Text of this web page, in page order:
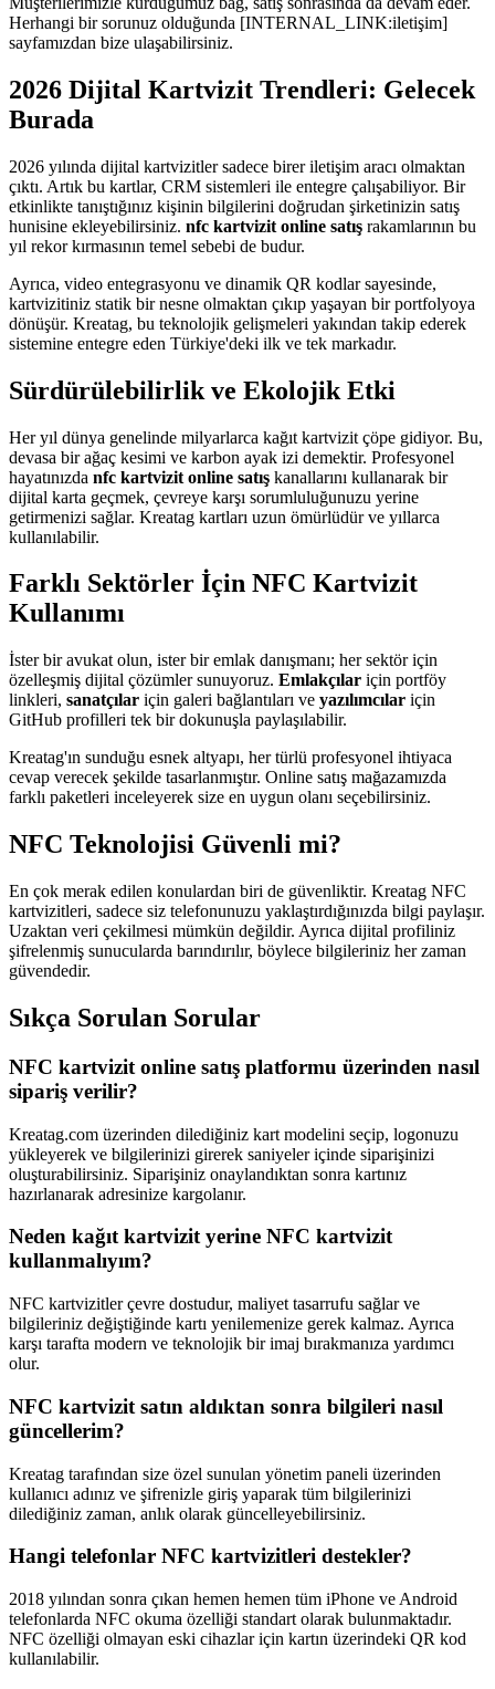
Herhangi bir sorunuz olduğunda [INTERNAL_LINK:iletişim]
sayfamızdan bize ulaşabilirsiniz.
2026 Dijital Kartvizit Trendleri: Gelecek
Burada
2026 yılında dijital kartvizitler sadece birer iletişim aracı olmaktan
çıktı. Artık bu kartlar, CRM sistemleri ile entegre çalışabiliyor. Bir
etkinlikte tanıştığınız kişinin bilgilerini doğrudan şirketinizin satış
hunisine ekleyebilirsiniz. nfc kartvizit online satış rakamlarının bu
yıl rekor kırmasının temel sebebi de budur.
Ayrıca, video entegrasyonu ve dinamik QR kodlar sayesinde,
kartvizitiniz statik bir nesne olmaktan çıkıp yaşayan bir portfolyoya
dönüşür. Kreatag, bu teknolojik gelişmeleri yakından takip ederek
sistemine entegre eden Türkiye'deki ilk ve tek markadır.
Sürdürülebilirlik ve Ekolojik Etki
Her yıl dünya genelinde milyarlarca kağıt kartvizit çöpe gidiyor. Bu,
devasa bir ağaç kesimi ve karbon ayak izi demektir. Profesyonel
hayatınızda nfc kartvizit online satış kanallarını kullanarak bir
dijital karta geçmek, çevreye karşı sorumluluğunuzu yerine
getirmenizi sağlar. Kreatag kartları uzun ömürlüdür ve yıllarca
kullanılabilir.
Farklı Sektörler İçin NFC Kartvizit
Kullanımı
İster bir avukat olun, ister bir emlak danışmanı; her sektör için
özelleşmiş dijital çözümler sunuyoruz. Emlakçılar için portföy
linkleri, sanatçılar için galeri bağlantıları ve yazılımcılar için
GitHub profilleri tek bir dokunuşla paylaşılabilir.
Kreatag'ın sunduğu esnek altyapı, her türlü profesyonel ihtiyaca
cevap verecek şekilde tasarlanmıştır. Online satış mağazamızda
farklı paketleri inceleyerek size en uygun olanı seçebilirsiniz.
NFC Teknolojisi Güvenli mi?
En çok merak edilen konulardan biri de güvenliktir. Kreatag NFC
kartvizitleri, sadece siz telefonunuzu yaklaştırdığınızda bilgi paylaşır.
Uzaktan veri çekilmesi mümkün değildir. Ayrıca dijital profiliniz
şifrelenmiş sunucularda barındırılır, böylece bilgileriniz her zaman
güvendedir.
Sıkça Sorulan Sorular
NFC kartvizit online satış platformu üzerinden nasıl
sipariş verilir?
Kreatag.com üzerinden dilediğiniz kart modelini seçip, logonuzu
yükleyerek ve bilgilerinizi girerek saniyeler içinde siparişinizi
oluşturabilirsiniz. Siparişiniz onaylandıktan sonra kartınız
hazırlanarak adresinize kargolanır.
Neden kağıt kartvizit yerine NFC kartvizit
kullanmalıyım?
NFC kartvizitler çevre dostudur, maliyet tasarrufu sağlar ve
bilgileriniz değiştiğinde kartı yenilemenize gerek kalmaz. Ayrıca
karşı tarafta modern ve teknolojik bir imaj bırakmanıza yardımcı
olur.
NFC kartvizit satın aldıktan sonra bilgileri nasıl
güncellerim?
Kreatag tarafından size özel sunulan yönetim paneli üzerinden
kullanıcı adınız ve şifrenizle giriş yaparak tüm bilgilerinizi
dilediğiniz zaman, anlık olarak güncelleyebilirsiniz.
Hangi telefonlar NFC kartvizitleri destekler?
2018 yılından sonra çıkan hemen hemen tüm iPhone ve Android
telefonlarda NFC okuma özelliği standart olarak bulunmaktadır.
NFC özelliği olmayan eski cihazlar için kartın üzerindeki QR kod
kullanılabilir.